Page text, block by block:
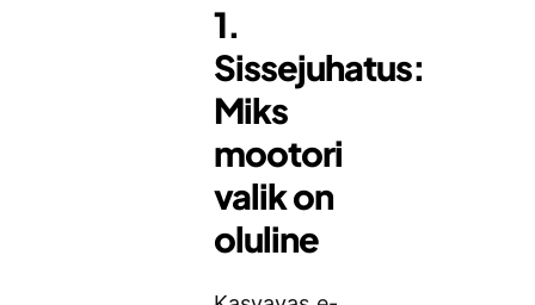
1.
Sissejuhatus:
Miks
mootori
valik on
oluline